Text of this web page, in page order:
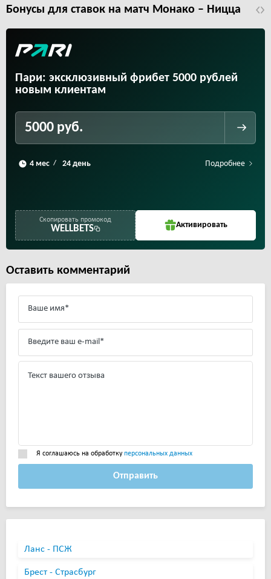
Бонусы для ставок на матч Монако – Ницца
Пари: эксклюзивный фрибет 5000 рублей
новым клиентам
5000 руб.
/ Подробнее
Скопировать промокод
WELLBETS Активировать
Оставить комментарий
Я соглашаюсь на обработкуперсональных данных
Отправить
Ланс - ПСЖ
Брест - Страсбург